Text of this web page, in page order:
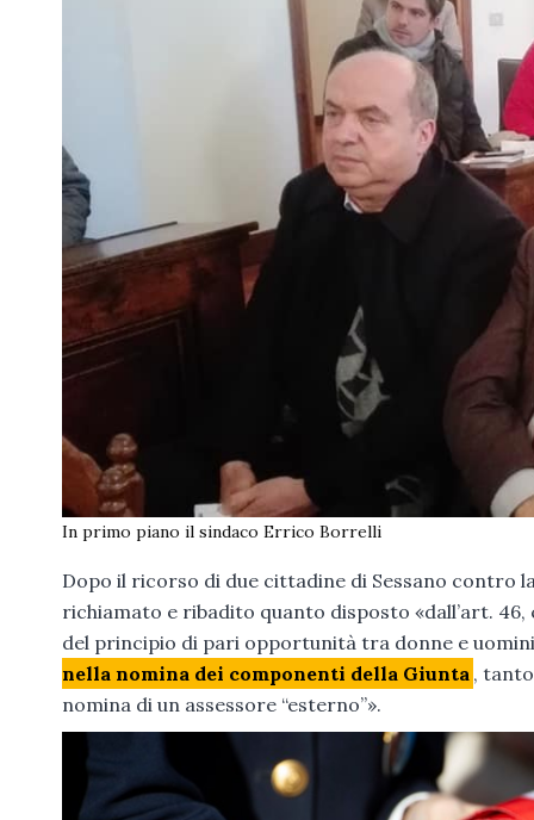
In primo piano il sindaco Errico Borrelli
Dopo il ricorso di due cittadine di Sessano contro
richiamato e ribadito quanto disposto «dall’art.
del principio di pari opportunità tra donne e
nella nomina dei componenti della Giunta ,
nomina di un assessore “esterno”».